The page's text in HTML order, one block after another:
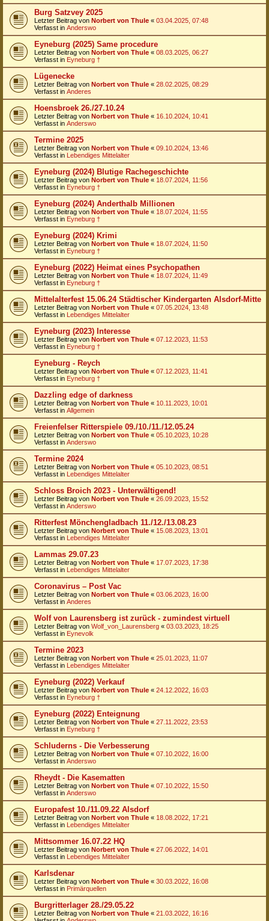
Burg Satzvey 2025
Letzter Beitrag von Norbert von Thule « 03.04.2025, 07:48
Verfasst in Anderswo
Eyneburg (2025) Same procedure
Letzter Beitrag von Norbert von Thule « 08.03.2025, 06:27
Verfasst in Eyneburg †
Lügenecke
Letzter Beitrag von Norbert von Thule « 28.02.2025, 08:29
Verfasst in Anderes
Hoensbroek 26./27.10.24
Letzter Beitrag von Norbert von Thule « 16.10.2024, 10:41
Verfasst in Anderswo
Termine 2025
Letzter Beitrag von Norbert von Thule « 09.10.2024, 13:46
Verfasst in Lebendiges Mittelalter
Eyneburg (2024) Blutige Rachegeschichte
Letzter Beitrag von Norbert von Thule « 18.07.2024, 11:56
Verfasst in Eyneburg †
Eyneburg (2024) Anderthalb Millionen
Letzter Beitrag von Norbert von Thule « 18.07.2024, 11:55
Verfasst in Eyneburg †
Eyneburg (2024) Krimi
Letzter Beitrag von Norbert von Thule « 18.07.2024, 11:50
Verfasst in Eyneburg †
Eyneburg (2022) Heimat eines Psychopathen
Letzter Beitrag von Norbert von Thule « 18.07.2024, 11:49
Verfasst in Eyneburg †
Mittelalterfest 15.06.24 Städtischer Kindergarten Alsdorf-Mitte
Letzter Beitrag von Norbert von Thule « 07.05.2024, 13:48
Verfasst in Lebendiges Mittelalter
Eyneburg (2023) Interesse
Letzter Beitrag von Norbert von Thule « 07.12.2023, 11:53
Verfasst in Eyneburg †
Eyneburg - Reych
Letzter Beitrag von Norbert von Thule « 07.12.2023, 11:41
Verfasst in Eyneburg †
Dazzling edge of darkness
Letzter Beitrag von Norbert von Thule « 10.11.2023, 10:01
Verfasst in Allgemein
Freienfelser Ritterspiele 09./10./11./12.05.24
Letzter Beitrag von Norbert von Thule « 05.10.2023, 10:28
Verfasst in Anderswo
Termine 2024
Letzter Beitrag von Norbert von Thule « 05.10.2023, 08:51
Verfasst in Lebendiges Mittelalter
Schloss Broich 2023 - Unterwältigend!
Letzter Beitrag von Norbert von Thule « 26.09.2023, 15:52
Verfasst in Anderswo
Ritterfest Mönchengladbach 11./12./13.08.23
Letzter Beitrag von Norbert von Thule « 15.08.2023, 13:01
Verfasst in Lebendiges Mittelalter
Lammas 29.07.23
Letzter Beitrag von Norbert von Thule « 17.07.2023, 17:38
Verfasst in Lebendiges Mittelalter
Coronavirus – Post Vac
Letzter Beitrag von Norbert von Thule « 03.06.2023, 16:00
Verfasst in Anderes
Wolf von Laurensberg ist zurück - zumindest virtuell
Letzter Beitrag von Wolf_von_Laurensberg « 03.03.2023, 18:25
Verfasst in Eynevolk
Termine 2023
Letzter Beitrag von Norbert von Thule « 25.01.2023, 11:07
Verfasst in Lebendiges Mittelalter
Eyneburg (2022) Verkauf
Letzter Beitrag von Norbert von Thule « 24.12.2022, 16:03
Verfasst in Eyneburg †
Eyneburg (2022) Enteignung
Letzter Beitrag von Norbert von Thule « 27.11.2022, 23:53
Verfasst in Eyneburg †
Schluderns - Die Verbesserung
Letzter Beitrag von Norbert von Thule « 07.10.2022, 16:00
Verfasst in Anderswo
Rheydt - Die Kasematten
Letzter Beitrag von Norbert von Thule « 07.10.2022, 15:50
Verfasst in Anderswo
Europafest 10./11.09.22 Alsdorf
Letzter Beitrag von Norbert von Thule « 18.08.2022, 17:21
Verfasst in Lebendiges Mittelalter
Mittsommer 16.07.22 HQ
Letzter Beitrag von Norbert von Thule « 27.06.2022, 14:01
Verfasst in Lebendiges Mittelalter
Karlsdenar
Letzter Beitrag von Norbert von Thule « 30.03.2022, 16:08
Verfasst in Primärquellen
Burgritterlager 28./29.05.22
Letzter Beitrag von Norbert von Thule « 21.03.2022, 16:16